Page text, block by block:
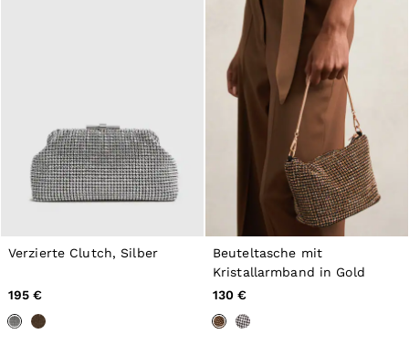
Verzierte Clutch, Silber
195 €
Beuteltasche mit
Kristallarmband in Gold
130 €